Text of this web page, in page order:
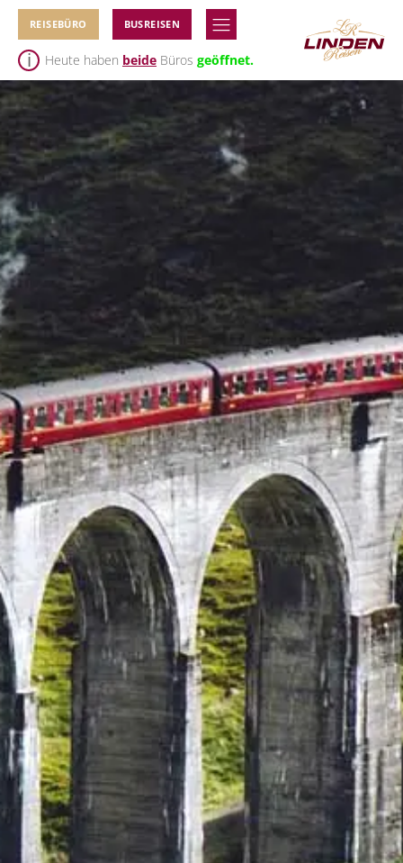
REISEBÜRO BUSREISEN
Heute haben beide Büros geöffnet.